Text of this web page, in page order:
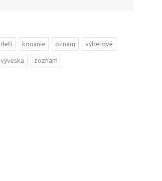
deti konanie oznam výberové
výveska zoznam